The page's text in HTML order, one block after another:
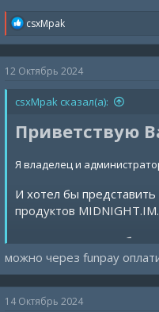
R
a
c
t
o
s
:
csxMpak
12 Октябрь 2024
csxMpak сказал(а):
Приветствую
Я владелец и
И хотел бы представить
продуктов MIDNIGHT.IM.
Почему стоит выбрать
Разнообразие
Удобные способы
можно через funpay
14 Октябрь 2024